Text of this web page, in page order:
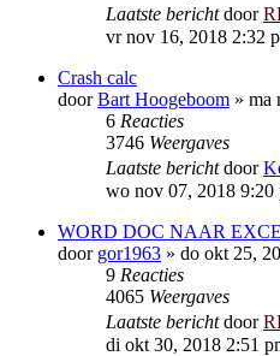
Laatste berichtdoor
vr nov 16, 2018 2:32
Crash calc
doorBart Hoogeboom » ma
6 Reacties
3746 Weergaves
Laatste berichtdoor
wo nov 07, 2018 9:20
WORD DOC NAAR
door gor1963 » do okt 25,
9 Reacties
4065 Weergaves
Laatste berichtdoor
di okt 30, 2018 2:51